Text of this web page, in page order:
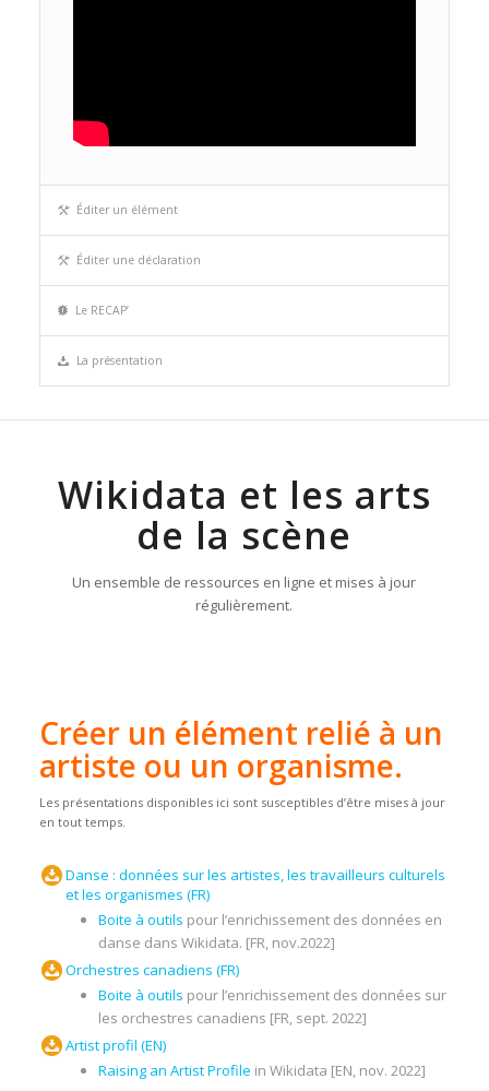
Éditer un élément
Éditer une déclaration
Le RECAP’
La présentation
Wikidata et les arts
de la scène
Un ensemble de ressources en ligne et mises à jour
régulièrement.
Créer un élément relié à un
artiste ou un organisme.
Les présentations disponibles ici sont susceptibles d’être mises à jour
en tout temps.
Danse : données sur les artistes, les travailleurs culturels
et les organismes (FR)
Boite à outils pour l’enrichissement des données en
danse dans Wikidata. [FR, nov.2022]
Orchestres canadiens (FR)
Boite à outils pour l’enrichissement des données sur
les orchestres canadiens [FR, sept. 2022]
Artist profil (EN)
Raising an Artist Profile in Wikidata [EN, nov. 2022]